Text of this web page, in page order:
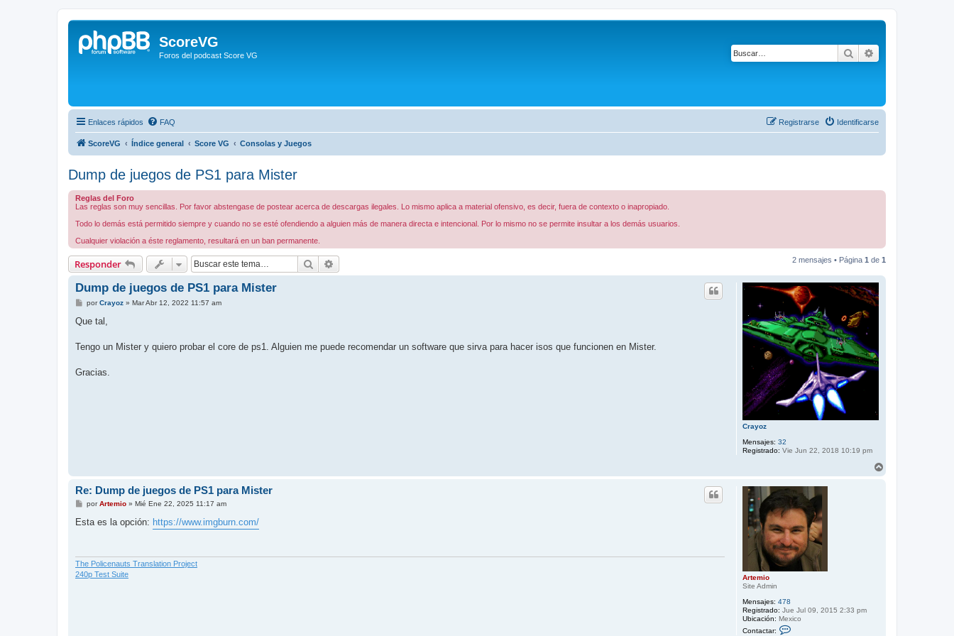
ScoreVG
Foros del podcast Score VG Buscar
Enlaces rápidos FAQ Identificarse
Registrarse
ScoreVG Índice general Score VG Consolas y Juegos
Dump de juegos de PS1 para Mister
Reglas del Foro
Las reglas son muy sencillas. Por favor abstengase de postear acerca de descargas ilegales. Lo mismo aplica a material ofensivo, es decir, fuera de contexto o inapropiado.
Todo lo demás está permitido siempre y cuando no se esté ofendiendo a alguien más de manera directa e intencional. Por lo mismo no se permite insultar a los demás usuarios.
Cualquier violación a éste reglamento, resultará en un ban permanente.
Responder Buscar 2 mensajes • Página 1 de 1
Crayoz
Mensajes: 32
Registrado: Vie Jun 22, 2018 10:19 pm
Dump de juegos de PS1 para Mister
M
n
j
porCrayoz» Mar Abr 12, 2022 11:57 am
Que tal,
Tengo un Mister y quiero probar el core de ps1. Alguien me puede recomendar un software que sirva para hacer isos que funcionen en Mister.
Gracias.
Artemio
Site Admin
Mensajes: 478
Registrado: Jue Jul 09, 2015 2:33 pm
Ubicación: Mexico
Contactar:
Re: Dump de juegos de PS1 para Mister
M
n
porArtemio» Mié Ene 22, 2025 11:17 am
Esta es la opción: https://www.imgburn.com/
The Policenauts Translation Project
240p Test Suite